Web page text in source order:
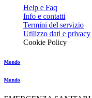
Help e Faq
Info e contatti
Termini del servizio
Utilizzo dati e privacy
Cookie Policy
Mondo
Mondo